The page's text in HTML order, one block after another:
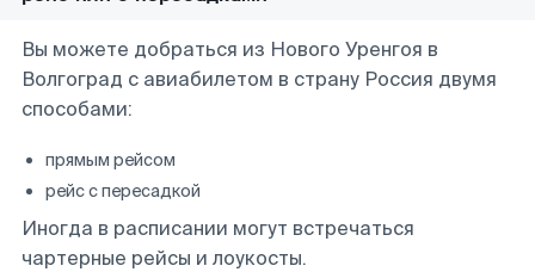
Вы можете добраться из Нового Уренгоя в
Волгоград с авиабилетом в страну Россия двумя
способами:
прямым рейсом
рейс с пересадкой
Иногда в расписании могут встречаться
чартерные рейсы и лоукосты.